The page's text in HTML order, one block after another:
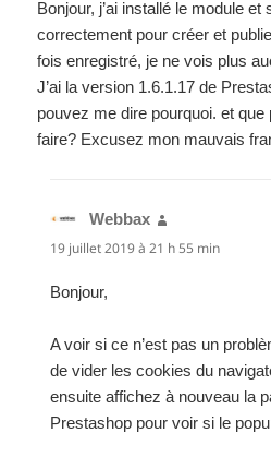
Bonjour, j’ai installé le module
correctement pour créer et
fois enregistré, je ne vois plus
J’ai la version 1.6.1.17 de
pouvez me dire pourquoi. et
faire? Excusez mon mauvais
Webbax
19 juillet 2019 à 21 h 55 min
Bonjour,
A voir si ce n’est pas un
de vider les cookies du
ensuite affichez à nouveau la
Prestashop pour voir si le